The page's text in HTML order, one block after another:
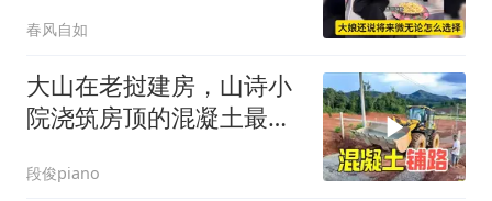
春风自如
大山在老挝建房，山诗小
院浇筑房顶的混凝土最后
段俊piano